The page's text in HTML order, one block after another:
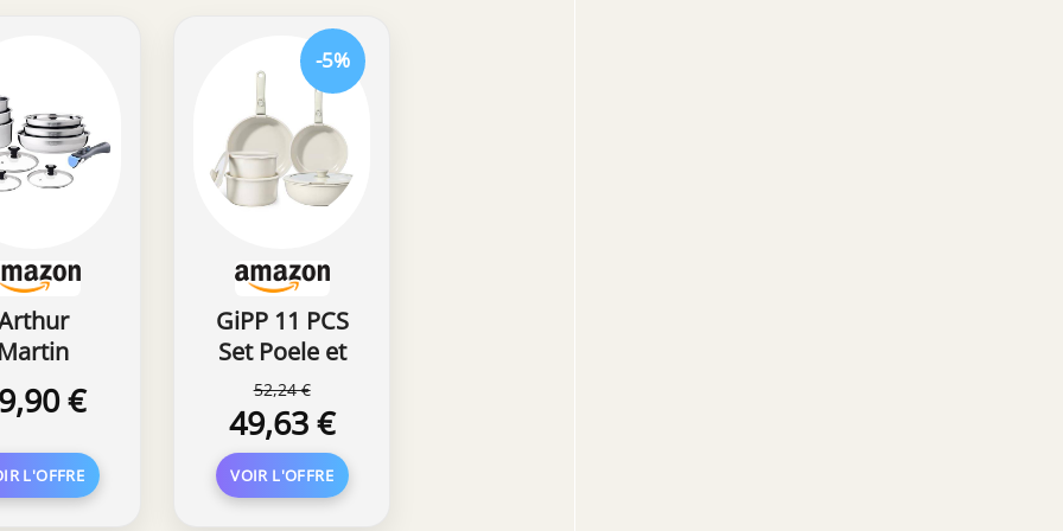
Martin
de
10
€
GiPP 11 PCS
Set Poele et
Casserole
Induction
Antiadhésiv
e en Granit,
Blanc
52,24 €
49,63 €
-5%